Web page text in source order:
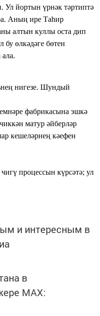
Ул йортын үрнәк тәртиптә
Аның ире Таһир
алтын куллы оста дип
бу өлкәдәге бөтен
нигезе. Шундый
фабрикасына эшкә
матур әйберләр
кешеләрнең кәефен
чигү процессын күрсәтә; ул
и интересным в
в
MАХ: